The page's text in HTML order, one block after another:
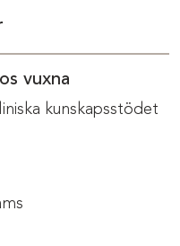
vuxna
kunskapsstödet